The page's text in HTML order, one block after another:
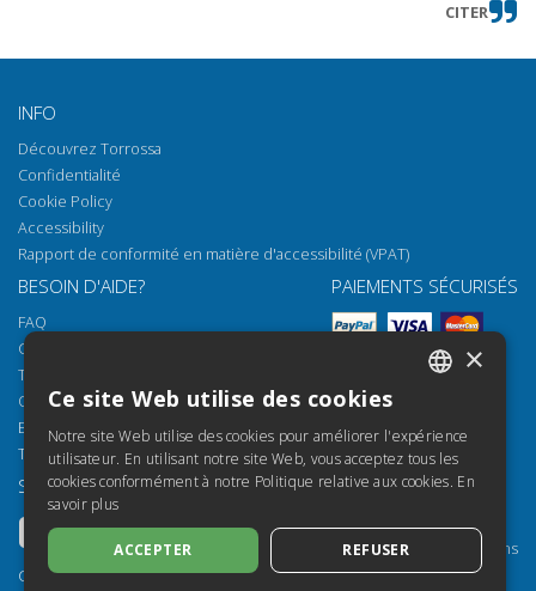
CITER
INFO
Découvrez Torrossa
Confidentialité
Cookie Policy
Accessibility
Rapport de conformité en matière d'accessibilité (VPAT)
BESOIN D'AIDE?
FAQ
Comment ouvrir nos documents
Torrossa Reader
Options d'accès
Email: helpdesk@torrossa.com
Tel:
+39 055 5018800
PAIEMENTS SÉCURISÉS
SUIVEZ-NOUS
Copyright 2000-2026
NOS RESSOURCES
Torrossa pour Institutions
Torrossa Open
SPANISH
FRENCH
ENGLISH
GERMAN
×
Ce site Web utilise des cookies
Notre site Web utilise des cookies pour améliorer l'expérience
utilisateur. En utilisant notre site Web, vous acceptez tous les
cookies conformément à notre Politique relative aux cookies. En
savoir plus
ACCEPTER REFUSER